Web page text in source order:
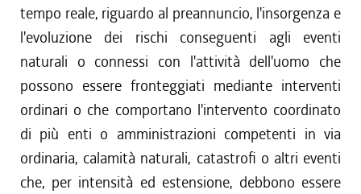
tempo reale, riguardo al preannuncio, l'insorgenza e
l'evoluzione dei rischi conseguenti agli eventi
naturali o connessi con l'attività dell'uomo che
possono essere fronteggiati mediante interventi
ordinari o che comportano l'intervento coordinato
di più enti o amministrazioni competenti in via
ordinaria, calamità naturali, catastrofi o altri eventi
che, per intensità ed estensione, debbono essere